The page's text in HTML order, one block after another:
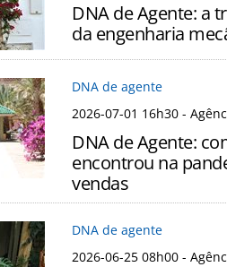
DNA de Agente: a
da engenharia
DNA de agente
2026-07-01 16h30 -
DNA de Agente:
encontrou na
vendas
DNA de agente
2026-06-25 08h00 -